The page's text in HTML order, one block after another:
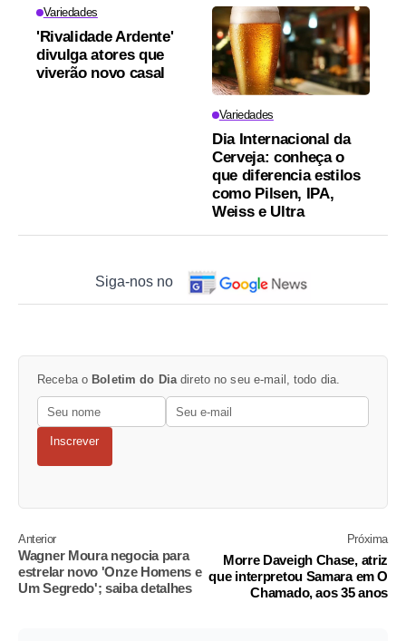
Variedades
'Rivalidade Ardente'
divulga atores que
viverão novo casal
Variedades
Dia Internacional da
Cerveja: conheça o
que diferencia estilos
como Pilsen, IPA,
Weiss e Ultra
Siga-nos no
Receba o Boletim do Dia direto no seu e-mail, todo dia.
Inscrever
Anterior
Wagner Moura negocia para
estrelar novo 'Onze Homens e
Um Segredo'; saiba detalhes
Próxima
Morre Daveigh Chase, atriz
que interpretou Samara em O
Chamado, aos 35 anos